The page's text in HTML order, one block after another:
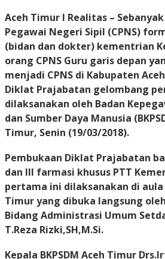
Aceh Timur I Realitas –
Pegawai Negeri Sipil (CPNS)
(bidan dan dokter) kementrian
orang CPNS Guru garis depan
menjadi CPNS di Kabupaten
Diklat Prajabatan gelombang
dilaksanakan oleh Badan
dan Sumber Daya Manusia
Timur, Senin (19/03/2018).
Pembukaan Diklat Prajabatan
dan III farmasi khusus PTT
pertama ini dilaksanakan di aula
Timur yang dibuka langsung
Bidang Administrasi Umum
T.Reza Rizki,SH,M.Si.
Kepala BKPSDM Aceh Timur